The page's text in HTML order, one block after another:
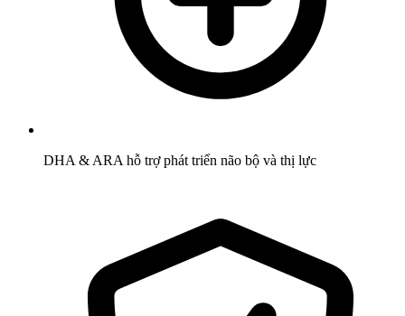
DHA & ARA hỗ trợ phát triển não bộ và thị lực